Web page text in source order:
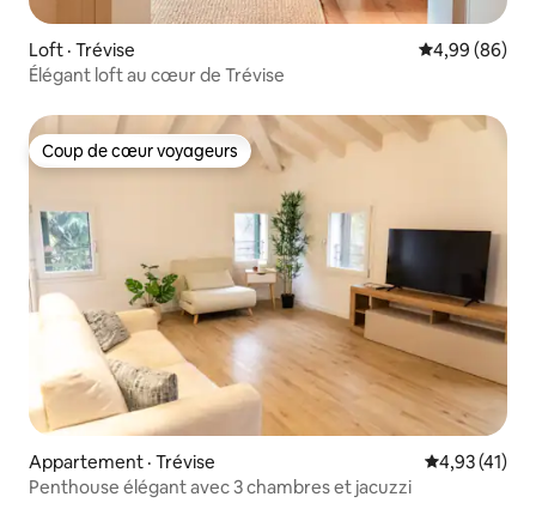
Loft · Trévise Note
4,99 (86)
Élégant loft au cœur de Trévise
Coup de cœur voyageurs
Coup de cœur voyageurs
Appartement · Trévise Note
4,93 (41)
Penthouse élégant avec 3 chambres et jacuzzi